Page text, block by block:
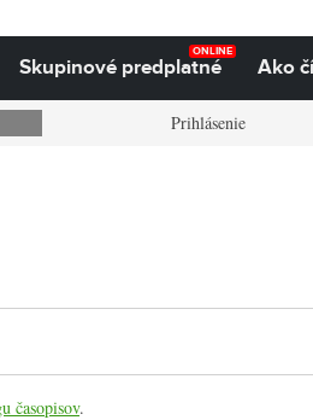
ONLINE
Skupinové predplatné Ako
Prihlásenie
časopisov.